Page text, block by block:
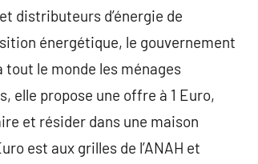
distributeurs d’énergie de
énergétique, le gouvernement
le monde les ménages
elle propose une offre à 1 Euro,
et résider dans une maison
est aux grilles de l’ANAH et